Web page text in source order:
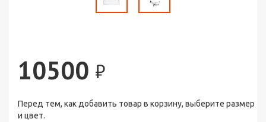
10500 ₽
Перед тем, как добавить товар в корзину, выберите размер
и цвет.